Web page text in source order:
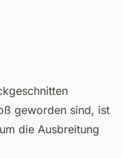
geworden sind, ist
die Ausbreitung